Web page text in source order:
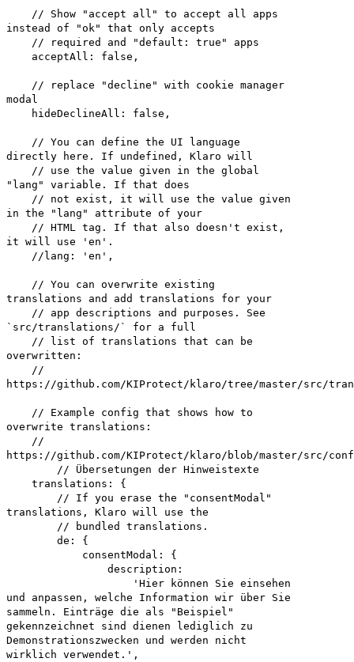
// Show "accept all" to accept all apps
instead of "ok" that only accepts
// required and "default: true" apps
acceptAll: false,
// replace "decline" with cookie manager
modal
hideDeclineAll: false,
// You can define the UI language
directly here. If undefined, Klaro will
// use the value given in the global
"lang" variable. If that does
// not exist, it will use the value given
in the "lang" attribute of your
// HTML tag. If that also doesn't exist,
it will use 'en'.
//lang: 'en',
// You can overwrite existing
translations and add translations for your
// app descriptions and purposes. See
`src/translations/` for a full
// list of translations that can be
overwritten:
//
https://github.com/KIProtect/klaro/tree/master/src/
// Example config that shows how to
overwrite translations:
//
https://github.com/KIProtect/klaro/blob/master/src/
// Übersetungen der Hinweistexte
translations: {
// If you erase the "consentModal"
translations, Klaro will use the
// bundled translations.
de: {
consentModal: {
description:
'Hier können Sie einsehen
und anpassen, welche Information wir über Sie
sammeln. Einträge die als "Beispiel"
gekennzeichnet sind dienen lediglich zu
Demonstrationszwecken und werden nicht
wirklich verwendet.',